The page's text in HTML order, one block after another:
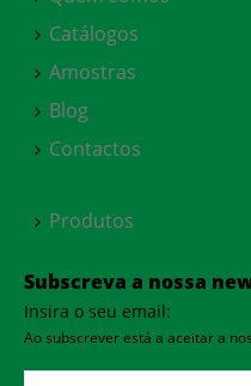
Catálogos
Amostras
Blog
Contactos
Produtos
Subscreva a nossa
Insira o seu email:
Ao subscrever está a aceitar a